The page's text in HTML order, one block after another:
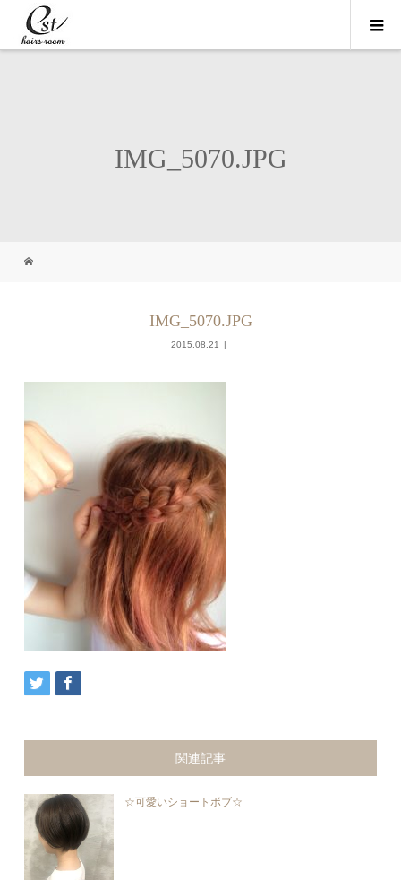
IMG_5070.JPG
IMG_5070.JPG
2015.08.21
関連記事
☆可愛いショートボブ☆